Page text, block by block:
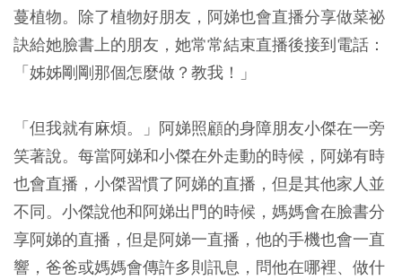
蔓植物。除了植物好朋友，阿娣也會直播分享做菜祕
訣給她臉書上的朋友，她常常結束直播後接到電話：
「姊姊剛剛那個怎麼做？教我！」
「但我就有麻煩。」阿娣照顧的身障朋友小傑在一旁
笑著說。每當阿娣和小傑在外走動的時候，阿娣有時
也會直播，小傑習慣了阿娣的直播，但是其他家人並
不同。小傑說他和阿娣出門的時候，媽媽會在臉書分
享阿娣的直播，但是阿娣一直播，他的手機也會一直
響，爸爸或媽媽會傳許多則訊息，問他在哪裡、做什